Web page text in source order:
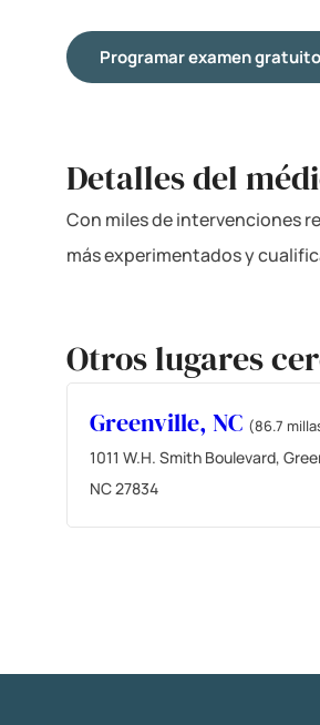
Programar examen gratuito
Detalles del
Con miles de intervenciones
más experimentados y
Otros lugares
Greenville, NC (86.7
1011 W.H. Smith Boulevard,
NC 27834